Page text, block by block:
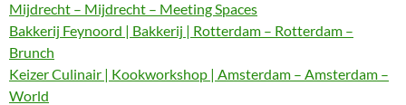
Mijdrecht – Mijdrecht – Meeting Spaces
Bakkerij Feynoord | Bakkerij | Rotterdam – Rotterdam –
Brunch
Keizer Culinair | Kookworkshop | Amsterdam – Amsterdam –
World